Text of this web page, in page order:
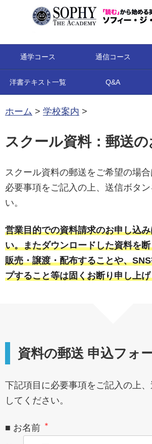
通学コース 通信コース
洋書テキスト一覧 Q&A
ホーム > 学校案内 >
スクール資料：郵送
スクール資料の郵送をご希望の場
必要事項をご記入の上、送信ボタ
い。
営業目的での資料請求のお申し込
い。またダウンロードした資料を
販売・譲渡・配布することや、
プすること等は固くお断り申し上
資料の郵送 申込フォ
下記項目に必要事項をご記入の上
してください。
■ お名前 ＊